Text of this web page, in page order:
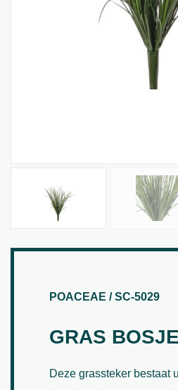
POACEAE / SC-5029
GRAS BOSJE
Deze grassteker bestaat